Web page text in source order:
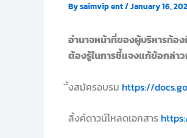
Bysaimvip ent/January 16,
อำนาจหน้าที่ของผู้บริหารท้อ
ต้องรู้ในการชี้แจงแก้ข้อกล่า
ิ้งสมัครอบรม https://
ลิ้งค์ดาวน์โหลดเอกสาร